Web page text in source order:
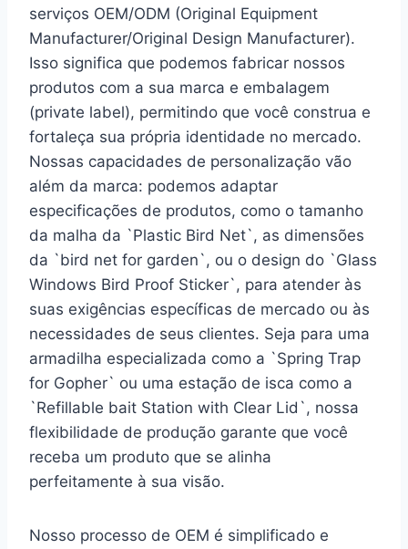
serviços OEM/ODM (Original Equipment
Manufacturer/Original Design Manufacturer).
Isso significa que podemos fabricar nossos
produtos com a sua marca e embalagem
(private label), permitindo que você construa e
fortaleça sua própria identidade no mercado.
Nossas capacidades de personalização vão
além da marca: podemos adaptar
especificações de produtos, como o tamanho
da malha da `Plastic Bird Net`, as dimensões
da `bird net for garden`, ou o design do `Glass
Windows Bird Proof Sticker`, para atender às
suas exigências específicas de mercado ou às
necessidades de seus clientes. Seja para uma
armadilha especializada como a `Spring Trap
for Gopher` ou uma estação de isca como a
`Refillable bait Station with Clear Lid`, nossa
flexibilidade de produção garante que você
receba um produto que se alinha
perfeitamente à sua visão.
Nosso processo de OEM é simplificado e